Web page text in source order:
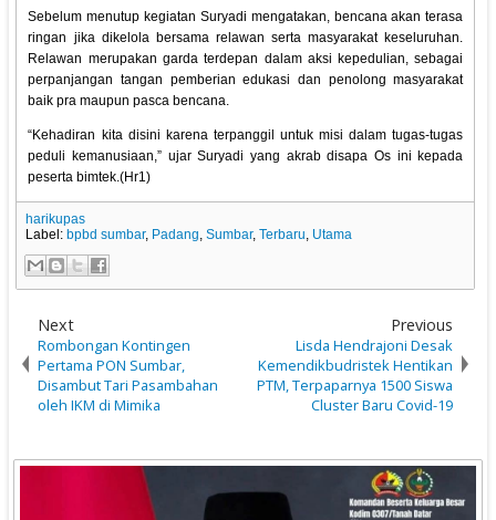
Sebelum menutup kegiatan Suryadi mengatakan, bencana akan terasa
ringan jika dikelola bersama relawan serta masyarakat keseluruhan.
Relawan merupakan garda terdepan dalam aksi kepedulian, sebagai
perpanjangan tangan pemberian edukasi dan penolong masyarakat
baik pra maupun pasca bencana.
“Kehadiran kita disini karena terpanggil untuk misi dalam tugas-tugas
peduli kemanusiaan,” ujar Suryadi yang akrab disapa Os ini kepada
peserta bimtek.(Hr1)
harikupas
Label:bpbd sumbar, Padang,Sumbar,Terbaru, Utama
Next
Rombongan Kontingen
Pertama PON Sumbar,
Disambut Tari Pasambahan
oleh IKM di Mimika
Previous
Lisda Hendrajoni Desak
Kemendikbudristek Hentikan
PTM, Terpaparnya 1500 Siswa
Cluster Baru Covid-19